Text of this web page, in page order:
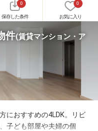
0
保存した条件
0
お気に入り
件(賃貸マンション・ア
におすすめの4LDK。リビ
子ども部屋や夫婦の個